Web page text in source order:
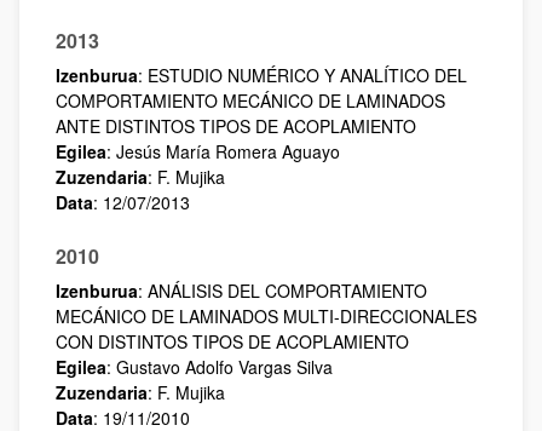
2013
Izenburua: ESTUDIO NUMÉRICO Y ANALÍTICO DEL
COMPORTAMIENTO MECÁNICO DE LAMINADOS
ANTE DISTINTOS TIPOS DE ACOPLAMIENTO
Egilea: Jesús María Romera Aguayo
Zuzendaria: F. Mujika
Data: 12/07/2013
2010
Izenburua: ANÁLISIS DEL COMPORTAMIENTO
MECÁNICO DE LAMINADOS MULTI-DIRECCIONALES
CON DISTINTOS TIPOS DE ACOPLAMIENTO
Egilea: Gustavo Adolfo Vargas Silva
Zuzendaria: F. Mujika
Data: 19/11/2010